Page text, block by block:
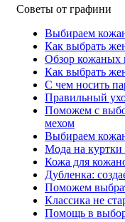
Советы от графини
Выбираем
Как выбрать
Обзор кожаных
Как выбрать
С чем носить
Правильный
Поможем с
мехом
Выбираем
Мода на куртки
Кожа для
Дубленка:
Поможем
Классика не
Помощь в